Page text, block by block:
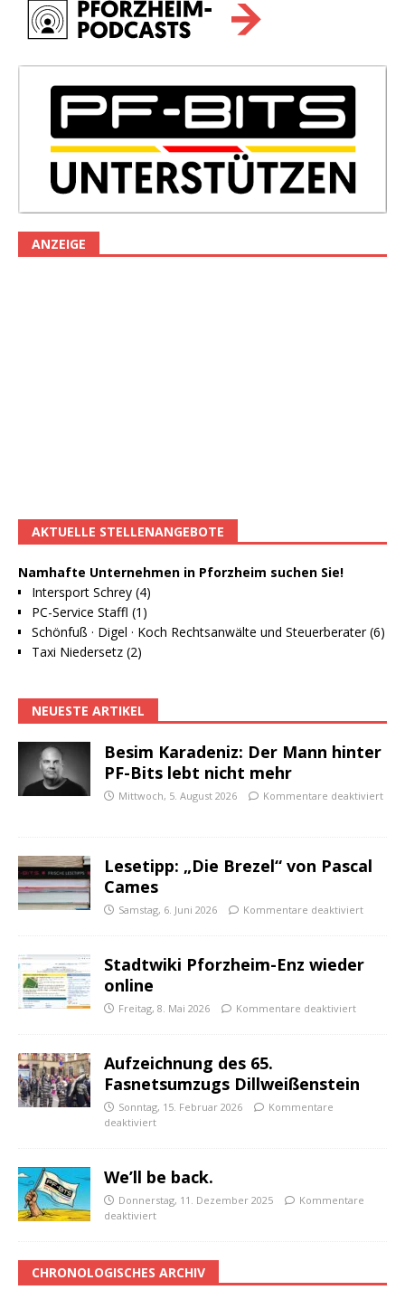
ANZEIGE
AKTUELLE STELLENANGEBOTE
Namhafte Unternehmen in Pforzheim suchen Sie!
Intersport Schrey (4)
PC-Service Staffl (1)
Schönfuß · Digel · Koch Rechtsanwälte und Steuerberater (6)
Taxi Niedersetz (2)
NEUESTE ARTIKEL
Besim Karadeniz: Der Mann hinter
PF-Bits lebt nicht mehr
Mittwoch, 5. August 2026 Kommentare deaktiviert
Lesetipp: „Die Brezel“ von Pascal
Cames
Samstag, 6. Juni 2026 Kommentare deaktiviert
Stadtwiki Pforzheim-Enz wieder
online
Freitag, 8. Mai 2026 Kommentare deaktiviert
Aufzeichnung des 65.
Fasnetsumzugs Dillweißenstein
Sonntag, 15. Februar 2026
Kommentare
deaktiviert
We’ll be back.
Donnerstag, 11. Dezember 2025
Kommentare
deaktiviert
CHRONOLOGISCHES ARCHIV